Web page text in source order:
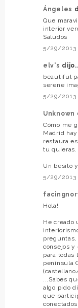
Ángeles
Que
interior
Saludos
5/29/2013
elv's
beautiful
serene
5/29/2013
Unknown
Cómo me
Madrid
restaura
tu quieras.
Un besito
5/29/2013
Hola!
He creado
consejos y
para todas
península
...Sabes
algo pido
que